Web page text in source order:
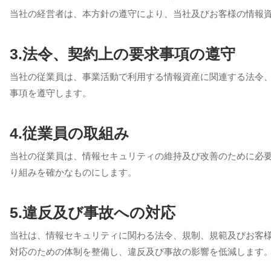
当社の経営者は、本方針の遵守により、当社及びお客様の情報
3.法令、契約上の要求事項の遵守
当社の従業員は、事業活動で利用する情報資産に関連する法
事項を遵守します。
4.従業員の取組み
当社の従業員は、情報セキュリティの維持及び改善のために
り組みを確かなものにします。
5.違反及び事故への対応
当社は、情報セキュリティに関わる法令、規制、規範及びお
対応のための体制を整備し、違反及び事故の影響を低減します